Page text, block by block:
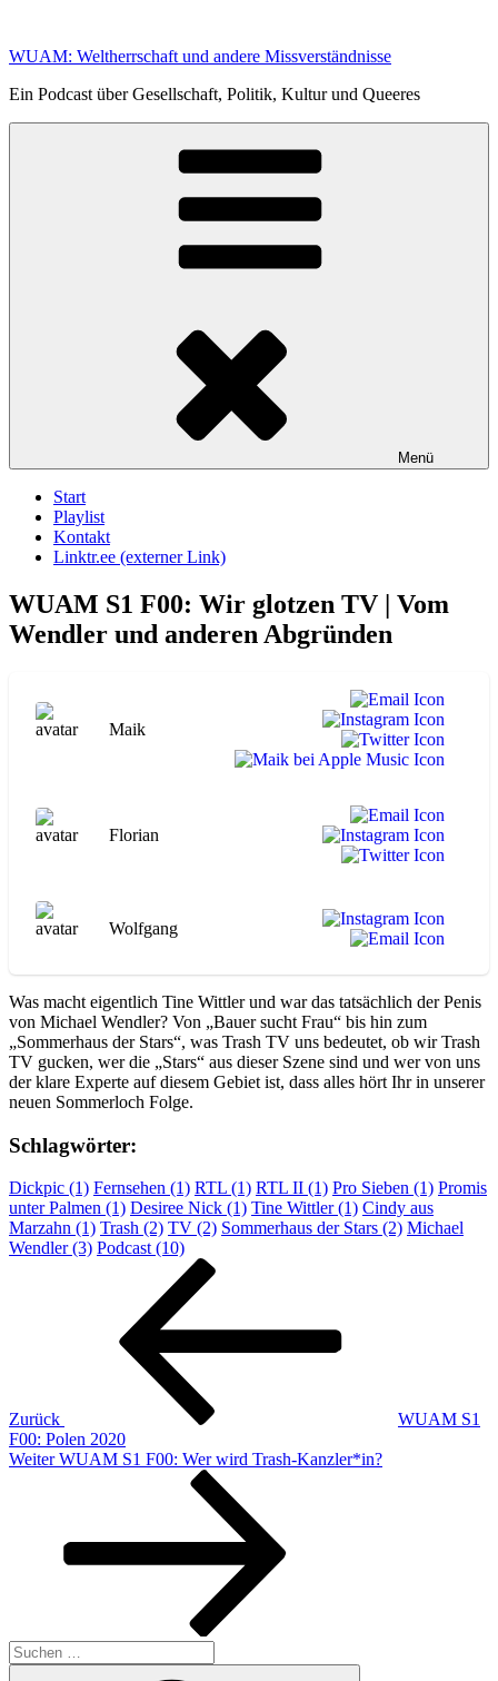
springen
WUAM: Weltherrschaft und andere Missverständnisse
Ein Podcast über Gesellschaft, Politik, Kultur und Queeres
Menü
Start
Playlist
Kontakt
Linktr.ee (externer Link)
WUAM S1 F00: Wir glotzen TV | Vom
Wendler und anderen Abgründen
Maik
Florian
Wolfgang
Was macht eigentlich Tine Wittler und war das tatsächlich der Penis
von Michael Wendler? Von „Bauer sucht Frau“ bis hin zum
„Sommerhaus der Stars“, was Trash TV uns bedeutet, ob wir Trash
TV gucken, wer die „Stars“ aus dieser Szene sind und wer von uns
der klare Experte auf diesem Gebiet ist, dass alles hört Ihr in unserer
neuen Sommerloch Folge.
Schlagwörter:
Dickpic (1) Fernsehen (1) RTL (1) RTL II (1) Pro Sieben (1) Promis
unter Palmen (1) Desiree Nick (1) Tine Wittler (1) Cindy aus
Marzahn (1) Trash (2) TV (2) Sommerhaus der Stars (2) Michael
Wendler (3) Podcast (10)
Beitragsnavigation
Zurück
WUAM S1
F00: Polen 2020
Nächster
Weiter WUAM S1 F00: Wer wird Trash-Kanzler*in?
Suchen
nach: